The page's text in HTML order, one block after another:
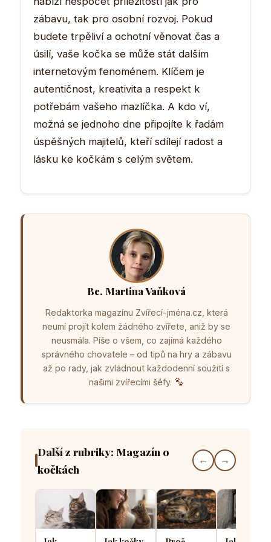
zábavu, tak pro osobní rozvoj. Pokud
budete trpěliví a ochotní věnovat čas a
úsilí, vaše kočka se může stát dalším
internetovým fenoménem. Klíčem je
autentičnost, kreativita a respekt k
potřebám vašeho mazlíčka. A kdo ví,
možná se jednoho dne připojíte k řadám
úspěšných majitelů, kteří sdílejí radost a
lásku ke kočkám s celým světem.
Bc. Martina Vaňková
Redaktorka magazínu Zvířecí-jména.cz, která
neumí projít kolem žádného zvířete, aniž by se
neusmála. Píše o všem, co zajímá každého
správného chovatele – od tipů na hry a zábavu
až po rady, jak zvládnout každodenní soužití s
našimi zvířecími šéfy.
Další z rubriky: Magazín o
kočkách
← →